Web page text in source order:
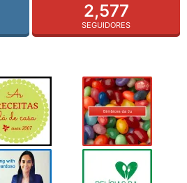
2,577
SEGUIDORES